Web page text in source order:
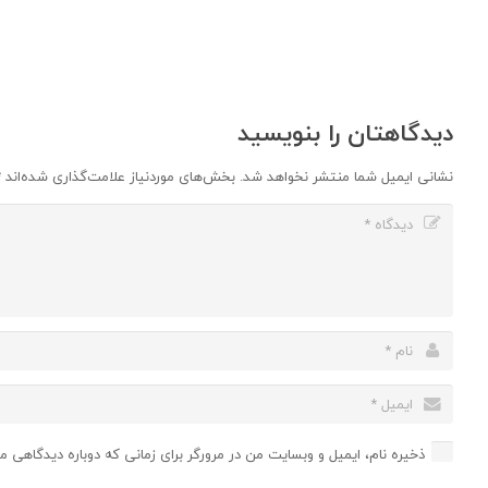
دیدگاهتان را بنویسید
نشانی ایمیل شما منتشر نخواهد شد. بخش‌های موردنیاز علامت‌گذاری شده‌اند
ذخیره نام، ایمیل و وبسایت من در مرورگر برای زمانی که دوباره